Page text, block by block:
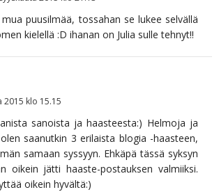
puusilmää, tossahan se lukee selvällä
kielellä :D ihanan on Julia sulle tehnyt!!
2015 klo 15.15
sanoista ja haasteesta:) Helmoja ja
saanutkin 3 erilaista blogia -haasteen,
samaan syssyyn. Ehkäpä tässä syksyn
oikein jätti haaste-postauksen valmiiksi.
oikein hyvältä:)